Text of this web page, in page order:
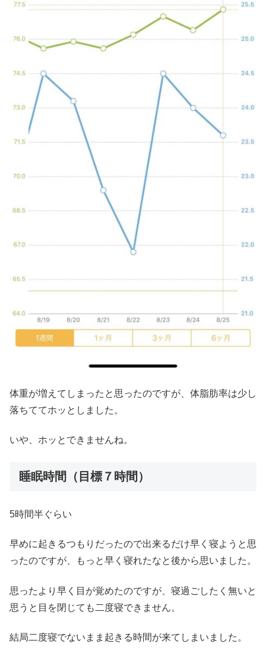
体重が増えてしまったと思ったのですが、体脂肪率は少し
落ちててホッとしました。
いや、ホッとできませんね。
睡眠時間（目標７時間）
5時間半ぐらい
早めに起きるつもりだったので出来るだけ早く寝ようと思
ったのですが、もっと早く寝れたなと後から思いました。
思ったより早く目が覚めたのですが、寝過ごしたく無いと
思うと目を閉じても二度寝できません。
結局二度寝でないまま起きる時間が来てしまいました。